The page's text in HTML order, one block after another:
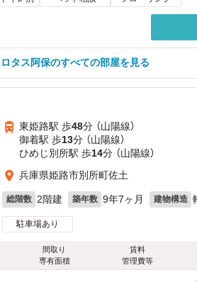
ロタス阿保のすべての部屋を見る
東姫路駅 歩48分 （山陽線）
御着駅 歩13分 （山陽線）
ひめじ別所駅 歩14分 （山陽線）
兵庫県姫路市別所町佐土
総階数 2階建 築年数 9年7ヶ月 建物構造
駐車場あり
間取り
専有面積
賃料
管理費等